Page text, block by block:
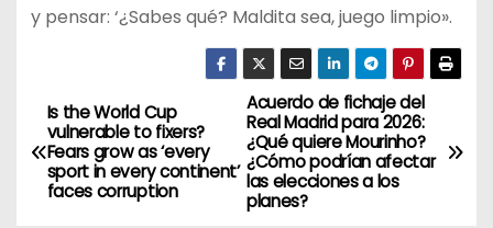
y pensar: ‘¿Sabes qué? Maldita sea, juego limpio».
N
a
v
Acuerdo de fichaje del
Real Madrid para 2026:
¿Qué quiere Mourinho?
¿Cómo podrían afectar
las elecciones a los
planes?
Is the World Cup
vulnerable to fixers?
Fears grow as ‘every
sport in every continent’
faces corruption